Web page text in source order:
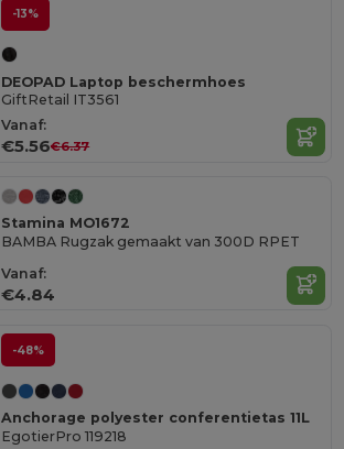
-13%
DEOPAD Laptop beschermhoes
GiftRetail IT3561
Vanaf:
€5.56€6.37
Stamina MO1672
BAMBA Rugzak gemaakt van 300D RPET
Vanaf:
€4.84
-48%
Anchorage polyester conferentietas 11L
EgotierPro 119218